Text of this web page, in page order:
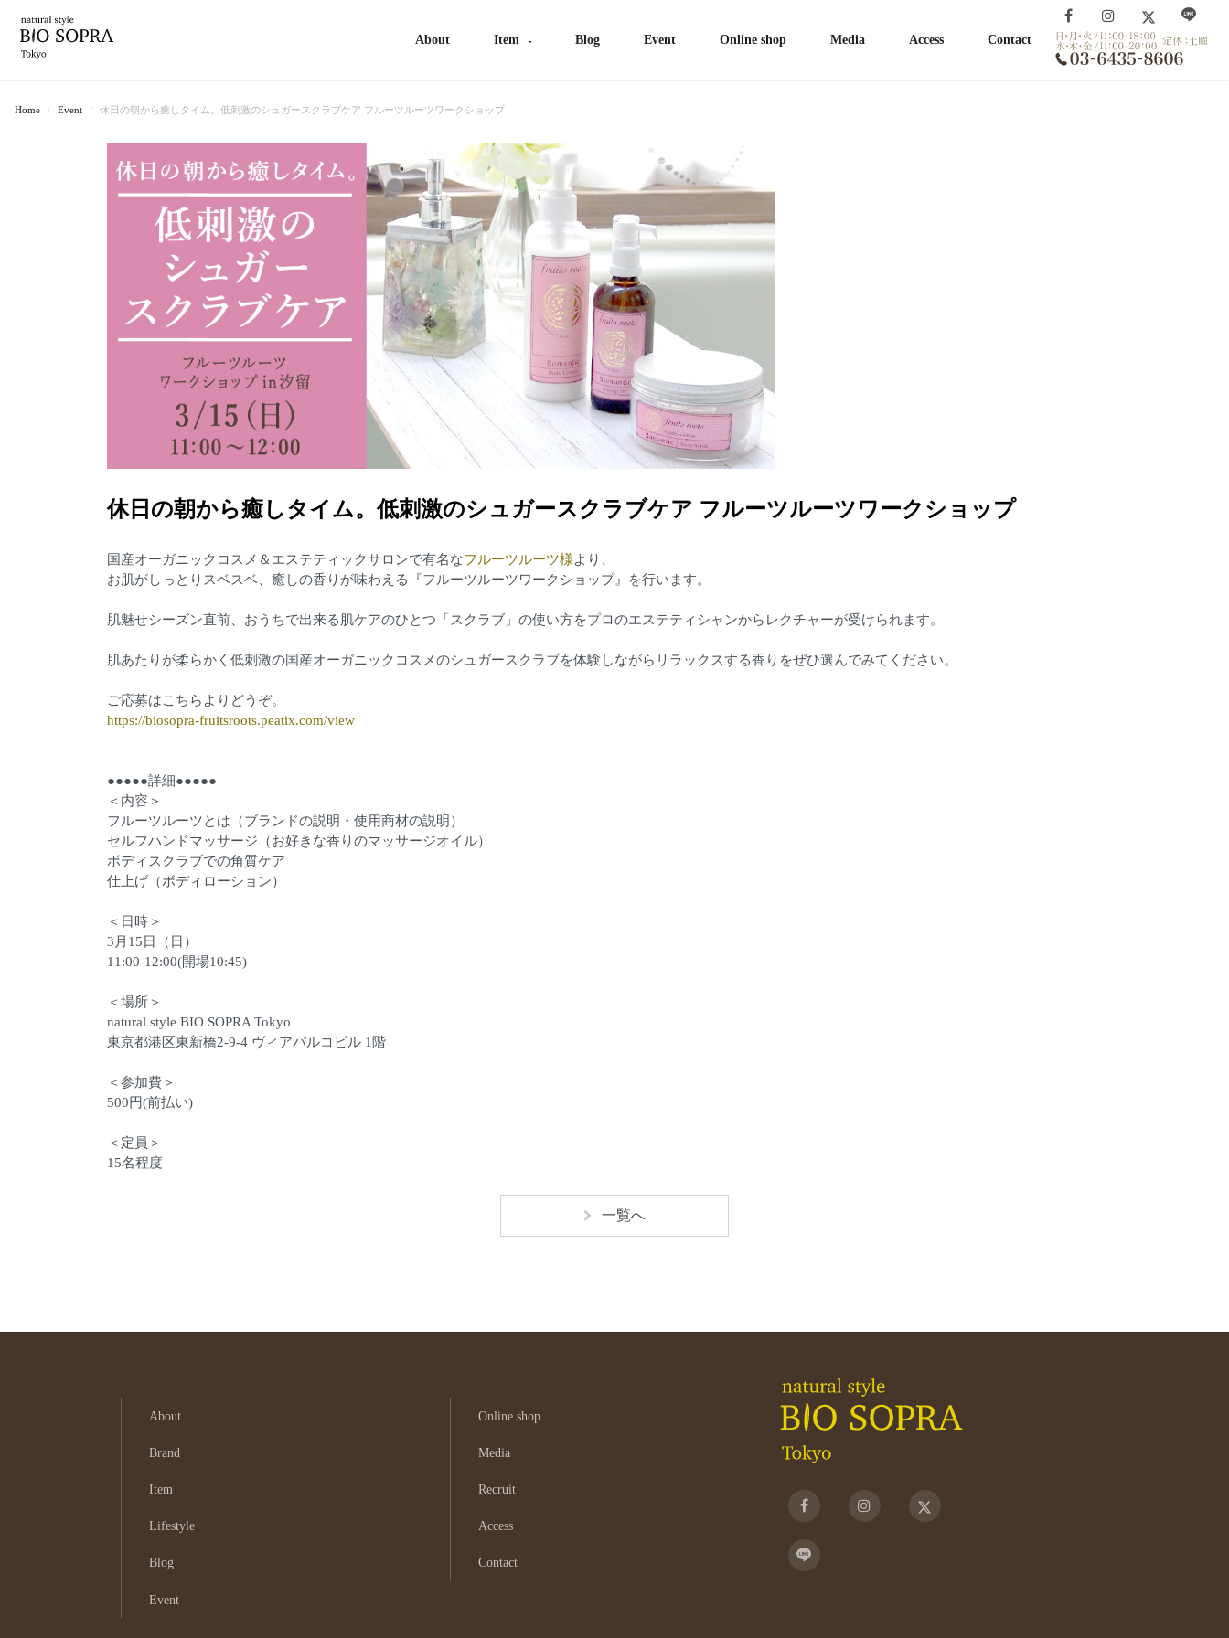
About Item Blog Event Online shop Media Access Contact
Home Event 休日の朝から癒しタイム。低刺激のシュガースクラブケア フルーツルーツワークショップ
休日の朝から癒しタイム。低刺激のシュガースクラブケア フルーツルーツワークショップ
国産オーガニックコスメ＆エステティックサロンで有名なフルーツルーツ様より、
お肌がしっとりスベスベ、癒しの香りが味わえる『フルーツルーツワークショップ』を行います。
肌魅せシーズン直前、おうちで出来る肌ケアのひとつ「スクラブ」の使い方をプロのエステティシャンからレクチャーが受けられます。
肌あたりが柔らかく低刺激の国産オーガニックコスメのシュガースクラブを体験しながらリラックスする香りをぜひ選んでみてください。
ご応募はこちらよりどうぞ。
https://biosopra-fruitsroots.peatix.com/view
●●●●●詳細●●●●●
＜内容＞
フルーツルーツとは（ブランドの説明・使用商材の説明）
セルフハンドマッサージ（お好きな香りのマッサージオイル）
ボディスクラブでの角質ケア
仕上げ（ボディローション）
＜日時＞
3月15日（日）
11:00-12:00(開場10:45)
＜場所＞
natural style BIO SOPRA Tokyo
東京都港区東新橋2-9-4 ヴィアパルコビル 1階
＜参加費＞
500円(前払い)
＜定員＞
15名程度
一覧へ
About
Brand
Item
Lifestyle
Blog
Event
Online shop
Media
Recruit
Access
Contact